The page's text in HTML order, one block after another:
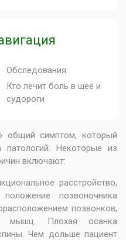
Обследования
Кто лечит боль в шее и
судороги
симптом, который
Некоторые из
включают:
расстройство,
позвоночника
позвонков,
мышц. Плохая осанка
Чем дольше пациент